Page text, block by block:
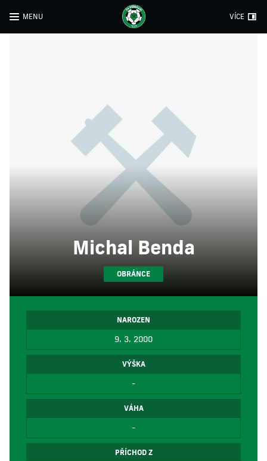
MENU VÍCE
Michal Benda
OBRÁNCE
NAROZEN
9. 3. 2000
VÝŠKA
-
VÁHA
-
PŘÍCHOD Z